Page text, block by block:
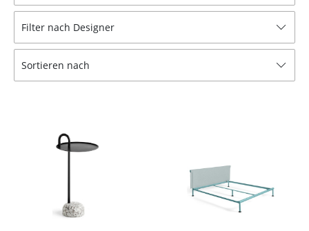
Bänke & Liegen
Sitzsäcke
Schaukelstühle
Konferenzstühle
Filter nach Designer
Sortieren nach